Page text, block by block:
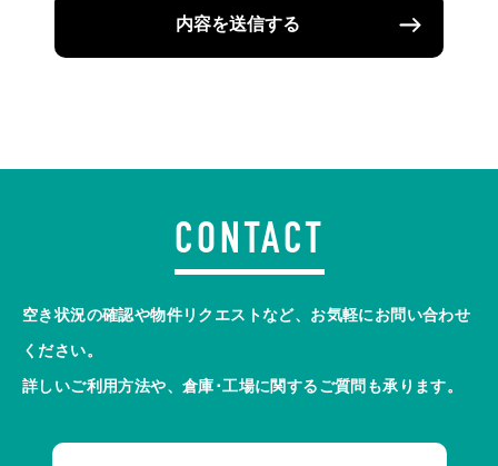
内容を送信する
CONTACT
空き状況の確認や物件リクエストなど、お気軽にお問い合わせ
ください。
詳しいご利用方法や、倉庫･工場に関するご質問も承ります。